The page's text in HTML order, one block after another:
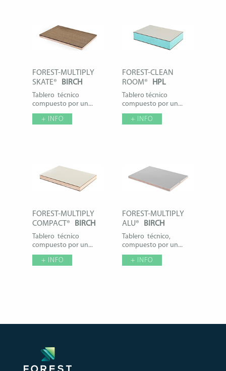
FOREST-MULTIPLY
SKATE®
BIRCH
Tablero técnico
compuesto por un...
+ INFO
FOREST-CLEAN
ROOM®
HPL
Tablero técnico
compuesto por un...
+ INFO
FOREST-MULTIPLY
COMPACT®
BIRCH
Tablero técnico
compuesto por un...
+ INFO
FOREST-MULTIPLY
ALU®
BIRCH
Tablero técnico,
compuesto por un...
+ INFO